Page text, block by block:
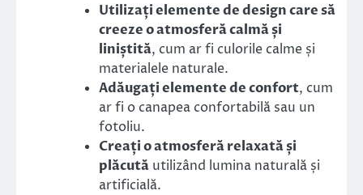
Utilizați elemente de design care să
creeze o atmosferă calmă și
liniștită, cum ar fi culorile calme și
materialele naturale.
Adăugați elemente de confort, cum
ar fi o canapea confortabilă sau un
fotoliu.
Creați o atmosferă relaxată și
plăcută utilizând lumina naturală și
artificială.